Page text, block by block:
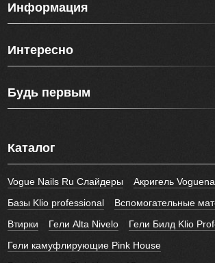
Информация
Интересно
Будь первым
Каталог
Vogue Nails Ru Слайдеры
Акригель
Базы Klio professional
Вспомогательные
Втирки
Гели Alta Nivelo
Гели Билд Klio
Гели камуфлирующие Pink House